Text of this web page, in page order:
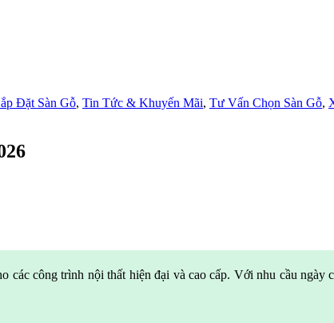
Đặt Sàn Gỗ, Tin Tức & Khuyến Mãi, Tư Vấn Chọn Sàn Gỗ,
công trình nội thất hiện đại và cao cấp. Với nhu cầu ngày